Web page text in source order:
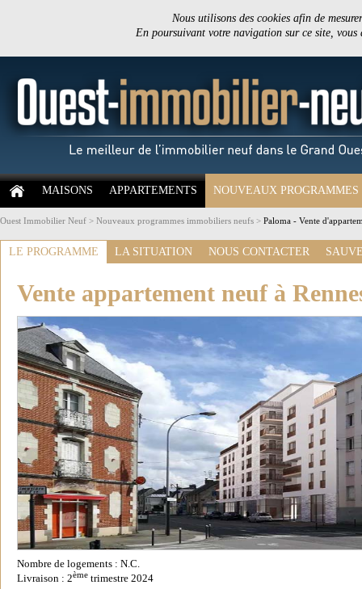
Nous utilisons des cookies afin de
En poursuivant votre navigation sur ce site,
MAISONS APPARTEMENTS NOUVEAUX PROGRAMMES
Ouest Immobilier Neuf > Nouveaux programmes immobiliers neufs > Paloma - Vente
LE PROGRAMME LA SITUATION NOUS CONTACTER
Vente appartement neuf à
Nombre de logements : N.C.
Livraison : 2ème trimestre 2024